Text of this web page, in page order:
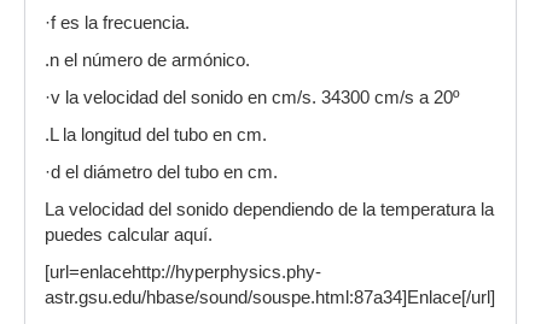
·f es la frecuencia.
.n el número de armónico.
·v la velocidad del sonido en cm/s. 34300 cm/s a 20º
.L la longitud del tubo en cm.
·d el diámetro del tubo en cm.
La velocidad del sonido dependiendo de la temperatura la
puedes calcular aquí.
[url=enlacehttp://hyperphysics.phy-
astr.gsu.edu/hbase/sound/souspe.html:87a34]Enlace[/url]